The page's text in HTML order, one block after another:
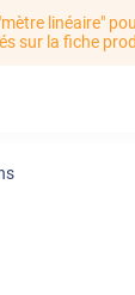
linéaire"
sur la fiche